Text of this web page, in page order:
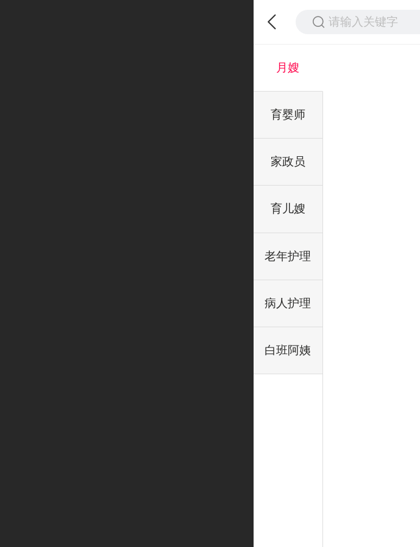
请输入关键字
月嫂
育婴师
家政员
育儿嫂
老年护理
病人护理
白班阿姨